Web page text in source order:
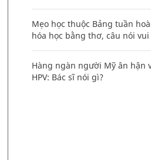
Mẹo học thuộc Bảng tuần
hóa học bằng thơ, câu nói vui
Hàng ngàn người Mỹ ân hận
HPV: Bác sĩ nói gì?